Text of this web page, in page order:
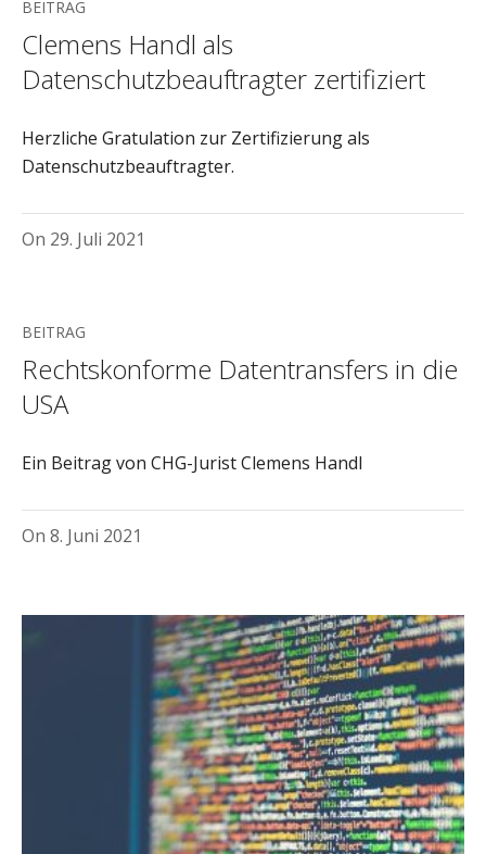
BEITRAG
Clemens Handl als
Datenschutzbeauftragter zertifiziert
Herzliche Gratulation zur Zertifizierung als
Datenschutzbeauftragter.
On 29. Juli 2021
BEITRAG
Rechtskonforme Datentransfers in die
USA
Ein Beitrag von CHG-Jurist Clemens Handl
On 8. Juni 2021